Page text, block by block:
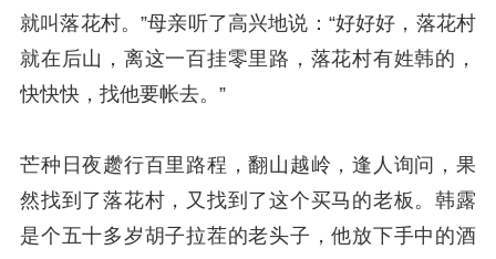
就叫落花村。”母亲听了高兴地说：“好好好，落花村
就在后山，离这一百挂零里路，落花村有姓韩的，
快快快，找他要帐去。”
芒种日夜趱行百里路程，翻山越岭，逢人询问，果
然找到了落花村，又找到了这个买马的老板。韩露
是个五十多岁胡子拉茬的老头子，他放下手中的酒